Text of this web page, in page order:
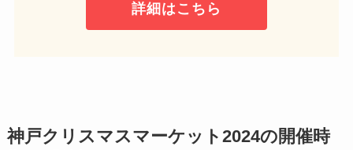
詳細はこちら
神戸クリスマスマーケット2024の開催時